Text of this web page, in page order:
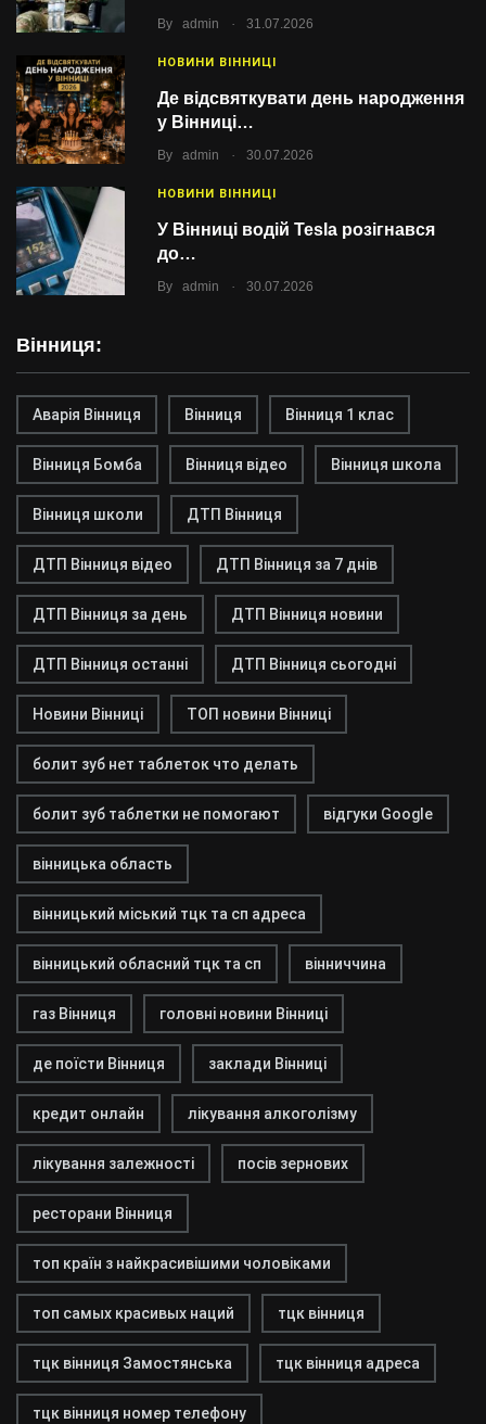
By admin . 31.07.2026
НОВИНИ ВІННИЦІ
Де відсвяткувати день народження
у Вінниці…
By admin . 30.07.2026
НОВИНИ ВІННИЦІ
У Вінниці водій Tesla розігнався
до…
By admin . 30.07.2026
Вінниця:
Аварія Вінниця Вінниця Вінниця 1 клас
Вінниця Бомба Вінниця відео Вінниця школа
Вінниця школи ДТП Вінниця
ДТП Вінниця відео ДТП Вінниця за 7 днів
ДТП Вінниця за день ДТП Вінниця новини
ДТП Вінниця останні ДТП Вінниця сьогодні
Новини Вінниці ТОП новини Вінниці
болит зуб нет таблеток что делать
болит зуб таблетки не помогают відгуки Google
вінницька область
вінницький міський тцк та сп адреса
вінницький обласний тцк та сп вінниччина
газ Вінниця головні новини Вінниці
де поїсти Вінниця заклади Вінниці
кредит онлайн лікування алкоголізму
лікування залежності посів зернових
ресторани Вінниця
топ країн з найкрасивішими чоловіками
топ самых красивых наций тцк вінниця
тцк вінниця Замостянська тцк вінниця адреса
тцк вінниця номер телефону